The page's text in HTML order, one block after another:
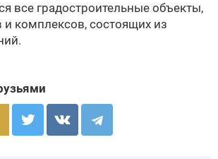
все градостроительные объекты,
комплексов, состоящих из